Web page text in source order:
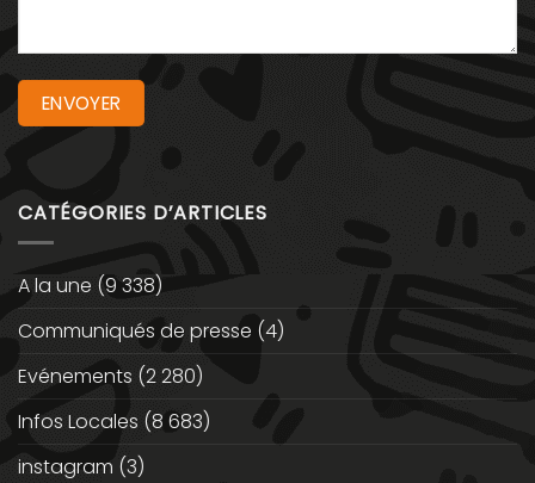
CATÉGORIES D’ARTICLES
A la une (9 338)
Communiqués de presse (4)
Evénements (2 280)
Infos Locales (8 683)
instagram (3)